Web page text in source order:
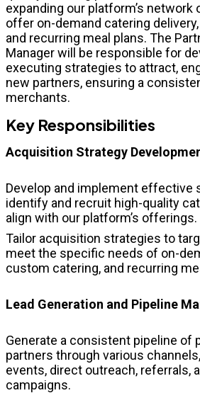
expanding our platform’s
offer on-demand catering
and recurring meal plans. The
Manager will be responsible for
executing strategies to attract,
new partners, ensuring a
merchants.
Key Responsibilities
Acquisition Strategy
Develop and implement effective
identify and recruit high-quality
align with our platform’s offerings.
Tailor acquisition strategies to
meet the specific needs of on-
custom catering, and recurring
Lead Generation and Pipeline
Generate a consistent pipeline of
partners through various
events, direct outreach, referrals,
campaigns.